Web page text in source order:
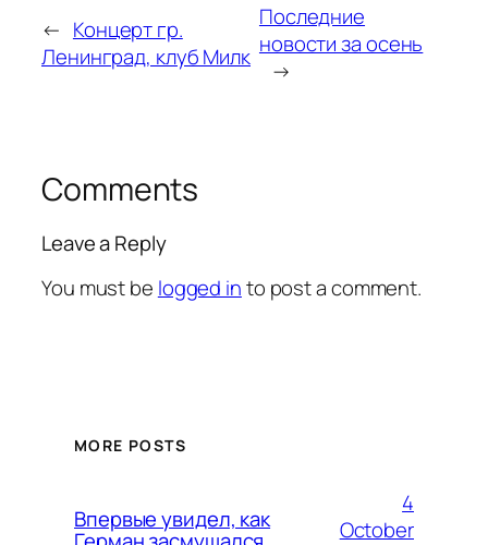
← Концерт гр.
Ленинград, клуб Милк
Последние
новости за осень
→
Comments
Leave a Reply
You must be logged into post a comment.
MORE POSTS
Впервые увидел, как
4
October